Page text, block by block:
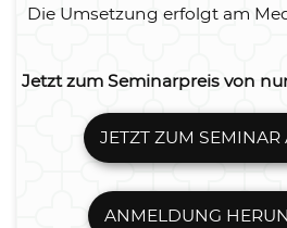
Die Umsetzung erfolgt am
Jetzt zum Seminarpreis von
JETZT ZUM
ANMELDUNG